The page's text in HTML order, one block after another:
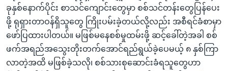
ခုနှစ်နောက်ပိုင်း စာသင်ကျောင်းတွေမှာ စစ်သင်တန်းတွေပြန်ပေး
ဖို့ ရုရှားတာဝန်ရှိသူတွေ ကြိုးပမ်းခဲ့တယ်လို့လည်း အစီရင်ခံစာမှာ
ဖော်ပြထားပါတယ်။ မဖြစ်မနေစစ်မှုထမ်းဖို့ ဆင့်ခေါ်တဲ့အခါ စစ်
ဖက်အရည်အသွေးတိုးတက်အောင်ရည်ရွယ်ခဲ့ပေမယ့် ၈ နှစ်ကြာ
လာတဲ့အထိ မဖြစ်ခဲ့သလို၊ စစ်သားစုဆောင်းခံရသူတွေဟာ